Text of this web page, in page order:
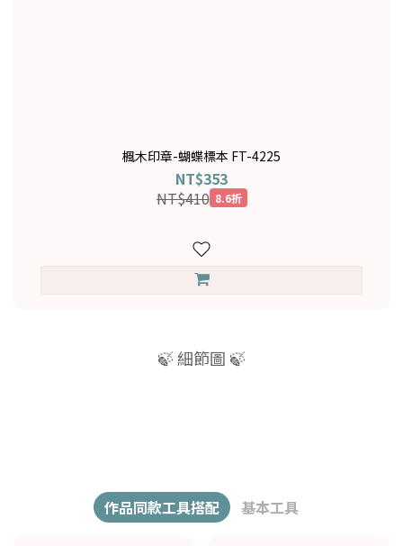
楓木印章-蝴蝶標本 FT-4225
NT$353
NT$410 8.6折
🍃 細節圖 🍃
作品同款工具搭配 基本工具